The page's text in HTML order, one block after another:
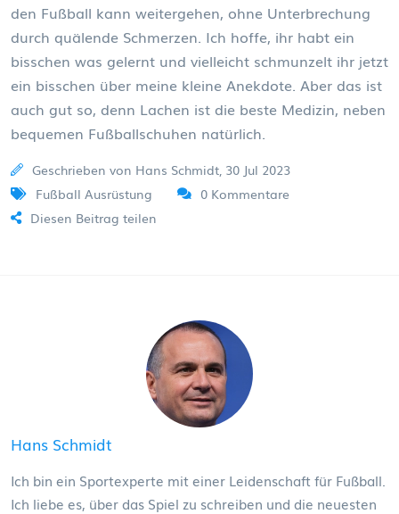
den Fußball kann weitergehen, ohne Unterbrechung
durch quälende Schmerzen. Ich hoffe, ihr habt ein
bisschen was gelernt und vielleicht schmunzelt ihr jetzt
ein bisschen über meine kleine Anekdote. Aber das ist
auch gut so, denn Lachen ist die beste Medizin, neben
bequemen Fußballschuhen natürlich.
Geschrieben von Hans Schmidt, 30 Jul 2023
Fußball Ausrüstung
0 Kommentare
Diesen Beitrag teilen
Hans Schmidt
Ich bin ein Sportexperte mit einer Leidenschaft für Fußball.
Ich liebe es, über das Spiel zu schreiben und die neuesten